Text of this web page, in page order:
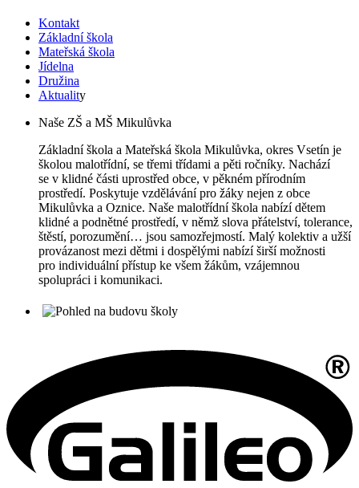
Kontakt
Základní škola
Mateřská škola
Jídelna
Družina
Aktuality
Naše ZŠ a MŠ Mikulůvka
Základní škola a Mateřská škola Mikulůvka, okres Vsetín je
školou malotřídní, se třemi třídami a pěti ročníky. Nachází
se v klidné části uprostřed obce, v pěkném přírodním
prostředí. Poskytuje vzdělávání pro žáky nejen z obce
Mikulůvka a Oznice. Naše malotřídní škola nabízí dětem
klidné a podnětné prostředí, v němž slova přátelství, tolerance,
štěstí, porozumění… jsou samozřejmostí. Malý kolektiv a užší
provázanost mezi dětmi i dospělými nabízí širší možnosti
pro individuální přístup ke všem žákům, vzájemnou
spolupráci i komunikaci.